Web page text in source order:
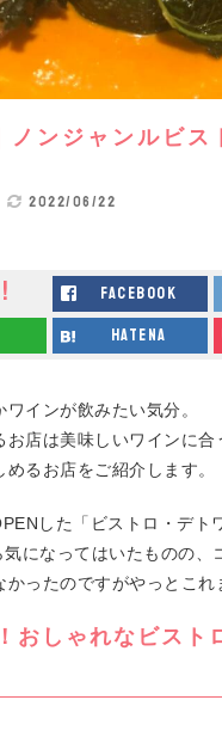
ノンジャンルビス
2022/06/22
facebook
hatena
インが飲みたい気分。
お店は美味しいワインに合
るお店をご紹介します。
した「ビストロ・デト
になってはいたものの、
かったのですがやっとこれ
おしゃれなビスト